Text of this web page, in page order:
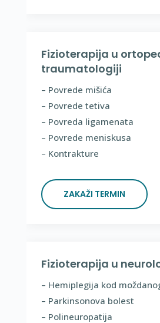
Fizioterapija u
traumatologiji
– Povrede mišića
– Povrede tetiva
– Povreda ligamenata
– Povrede meniskusa
– Kontrakture
ZAKAŽI TERMIN
Fizioterapija u
– Hemiplegija kod
– Parkinsonova bolest
– Polineuropatija